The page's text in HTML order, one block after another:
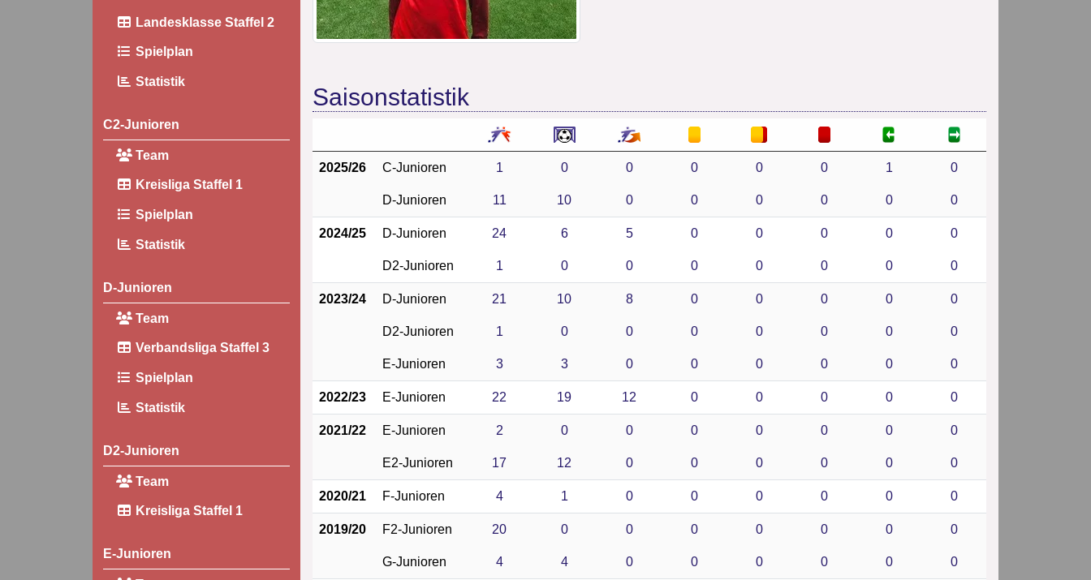
Landesklasse Staffel 2
Spielplan
Statistik
C2-Junioren
Team
Kreisliga Staffel 1
Spielplan
Statistik
D-Junioren
Team
Verbandsliga Staffel 3
Spielplan
Statistik
D2-Junioren
Team
Kreisliga Staffel 1
E-Junioren
Saisonstatistik
2025/26 C-Junioren 1 0 0 0 0 0 1 0
D-Junioren 11 10 0 0 0 0 0 0
2024/25 D-Junioren 24 6 5 0 0 0 0 0
D2-Junioren 1 0 0 0 0 0 0 0
2023/24 D-Junioren 21 10 8 0 0 0 0 0
D2-Junioren 1 0 0 0 0 0 0 0
E-Junioren 3 3 0 0 0 0 0 0
2022/23 E-Junioren 22 19 12 0 0 0 0 0
2021/22 E-Junioren 2 0 0 0 0 0 0 0
E2-Junioren 17 12 0 0 0 0 0 0
2020/21 F-Junioren 4 1 0 0 0 0 0 0
2019/20 F2-Junioren 20 0 0 0 0 0 0 0
G-Junioren 4 4 0 0 0 0 0 0